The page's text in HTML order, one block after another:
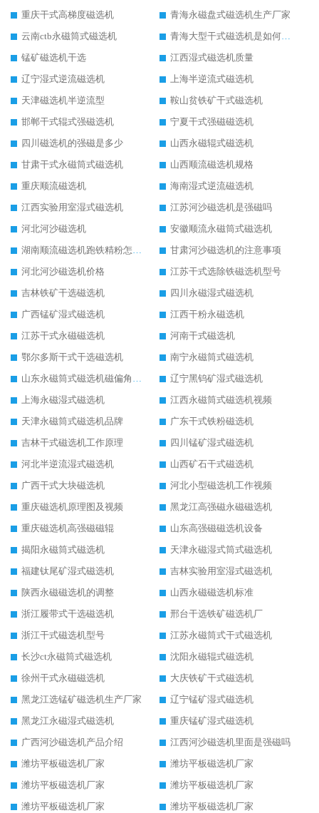
重庆干式高梯度磁选机
青海永磁盘式磁选机生产厂家
云南ctb永磁筒式磁选机
青海大型干式磁选机是如何选矿的
锰矿磁选机干选
江西湿式磁选机质量
辽宁湿式逆流磁选机
上海半逆流式磁选机
天津磁选机半逆流型
鞍山贫铁矿干式磁选机
邯郸干式辊式强磁选机
宁夏干式强磁磁选机
四川磁选机的强磁是多少
山西永磁辊式磁选机
甘肃干式永磁筒式磁选机
山西顺流磁选机规格
重庆顺流磁选机
海南湿式逆流磁选机
江西实验用室湿式磁选机
江苏河沙磁选机是强磁吗
河北河沙磁选机
安徽顺流永磁筒式磁选机
湖南顺流磁选机跑铁精粉怎么处理
甘肃河沙磁选机的注意事项
河北河沙磁选机价格
江苏干式选除铁磁选机型号
吉林铁矿干选磁选机
四川永磁湿式磁选机
广西锰矿湿式磁选机
江西干粉永磁选机
江苏干式永磁磁选机
河南干式磁选机
鄂尔多斯干式干选磁选机
南宁永磁筒式磁选机
山东永磁筒式磁选机磁偏角怎么调整
辽宁黑钨矿湿式磁选机
上海永磁湿式磁选机
江西永磁筒式磁选机视频
天津永磁筒式磁选机品牌
广东干式铁粉磁选机
吉林干式磁选机工作原理
四川锰矿湿式磁选机
河北半逆流湿式磁选机
山西矿石干式磁选机
广西干式大块磁选机
河北小型磁选机工作视频
重庆磁选机原理图及视频
黑龙江高强磁永磁磁选机
重庆磁选机高强磁磁辊
山东高强磁磁选机设备
揭阳永磁筒式磁选机
天津永磁湿式筒式磁选机
福建钛尾矿湿式磁选机
吉林实验用室湿式磁选机
陕西永磁磁选机的调整
山西永磁磁选机标准
浙江履带式干选磁选机
邢台干选铁矿磁选机厂
浙江干式磁选机型号
江苏永磁筒式干式磁选机
长沙ct永磁筒式磁选机
沈阳永磁辊式磁选机
徐州干式永磁磁选机
大庆铁矿干式磁选机
黑龙江选锰矿磁选机生产厂家
辽宁锰矿湿式磁选机
黑龙江永磁湿式磁选机
重庆锰矿湿式磁选机
广西河沙磁选机产品介绍
江西河沙磁选机里面是强磁吗
潍坊平板磁选机厂家
潍坊平板磁选机厂家
潍坊平板磁选机厂家
潍坊平板磁选机厂家
潍坊平板磁选机厂家
潍坊平板磁选机厂家